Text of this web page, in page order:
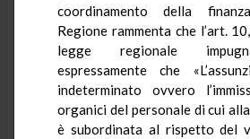
coordinamento della
Regione rammenta che l’art.
legge regionale
espressamente che
indeterminato ovvero
organici del personale di cui
è subordinata al rispetto del